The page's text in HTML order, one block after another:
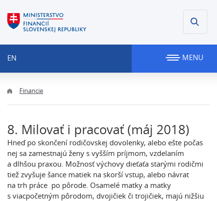
EN MENU
Financie
8. Milovať i pracovať (máj 2018)
Hneď po skončení rodičovskej dovolenky, alebo ešte počas
nej sa zamestnajú ženy s vyšším príjmom, vzdelaním
a dlhšou praxou. Možnosť výchovy dieťaťa starými rodičmi
tiež zvyšuje šance matiek na skorší vstup, alebo návrat
na trh práce po pôrode. Osamelé matky a matky
s viacpočetným pôrodom, dvojičiek či trojičiek, majú nižšiu